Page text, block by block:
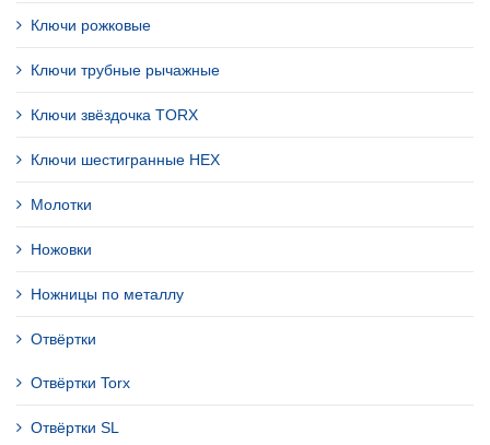
Ключи рожковые
Ключи трубные рычажные
Ключи звёздочка TORX
Ключи шестигранные HEX
Молотки
Ножовки
Ножницы по металлу
Отвёртки
Отвёртки Torx
Отвёртки SL